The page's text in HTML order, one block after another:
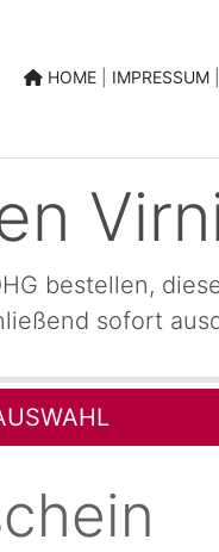
HOME | IMPRESSUM |
bestellen,
sofort